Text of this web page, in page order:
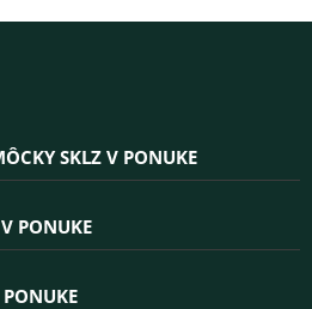
SKLZ V PONUKE
PONUKE
PONUKE